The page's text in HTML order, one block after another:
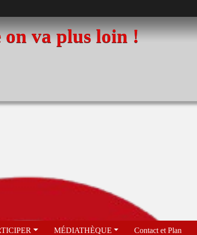
on va plus loin !
MÉDIATHÈQUE Contact et Plan